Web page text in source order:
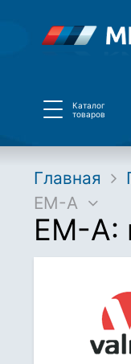
Каталог
товаров
Главная
EM-A
EM-A: